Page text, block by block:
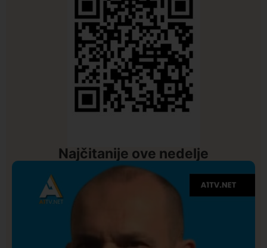
Najčitanije ove nedelje